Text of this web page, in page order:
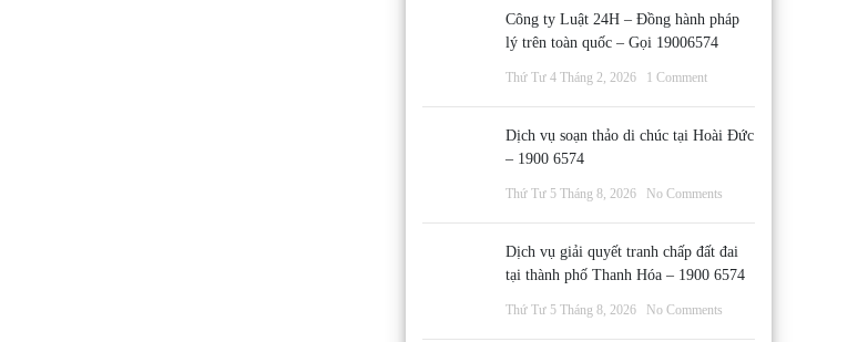
Công ty Luật 24H – Đồng hành pháp
lý trên toàn quốc – Gọi 19006574
Thứ Tư 4 Tháng 2, 2026 1 Comment
Dịch vụ soạn thảo di chúc tại Hoài Đức
– 1900 6574
Thứ Tư 5 Tháng 8, 2026 No Comments
Dịch vụ giải quyết tranh chấp đất đai
tại thành phố Thanh Hóa – 1900 6574
Thứ Tư 5 Tháng 8, 2026 No Comments